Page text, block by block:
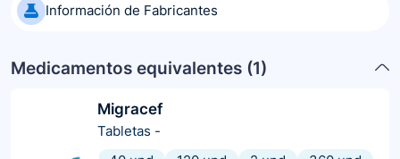
Información de Fabricantes
Medicamentos equivalentes (1)
Migracef
Tabletas -